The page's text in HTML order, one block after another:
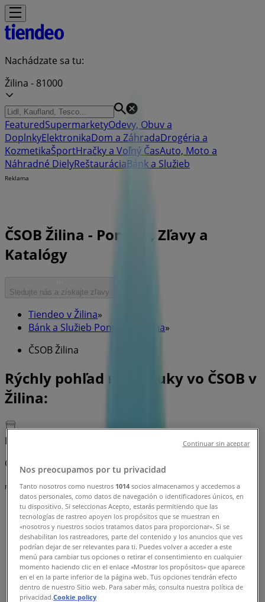
Nachádzate sa tu:
Žilina - 81000
FeaturedSupermarketyOdevy, Obuv a
DoplnkyElektronikaDom a ZáhradaDrogéria a
KozmetikaŠportHračky a Voľný ČasAuto, Moto a
Náhradné DielyReštauráciaBánk a Služieb
Reklama
ČSOB Žilina - Ponuky, Zľavy a
Katalógy
Sledujte nás a získajte zľavy
Tiendeo v Žilina»
Bánk a Služieb Ponuky — Žilina»
ČSOB Žilina
Rýchly pohľad na ponuky vo ČSOB v
Žilina:
Kategória:
Chystáme sa publikovať ponuky z ČSOB
Reklama
Nos preocupamos por tu privacidad
Tanto nosotros como nuestros 1014 socios almacenamos y accedemos a
datos personales, como datos de navegación o identificadores únicos, en
tu dispositivo. Si seleccionas Acepto, estarás permitiendo que las
tecnologías de rastreo apoyen los propósitos que se muestran en
«nosotros y nuestros socios tratamos datos para proporcionar». Si se
deshabilitan los rastreadores, parte del contenido y los anuncios que ves
podrían dejar de ser relevantes para ti. Puedes volver a acceder a este
menú para cambiar tus opciones o retirar el consentimiento en cualquier
momento haciendo clic en el enlace «Mostrar los propósitos» que aparece
en el en la parte inferior de la página web. Tus opciones tendrán efecto
dentro de nuestro Sitio web. Para saber más, consulta nuestra política de
privacidad.Cookie policy
Continuar sin aceptar